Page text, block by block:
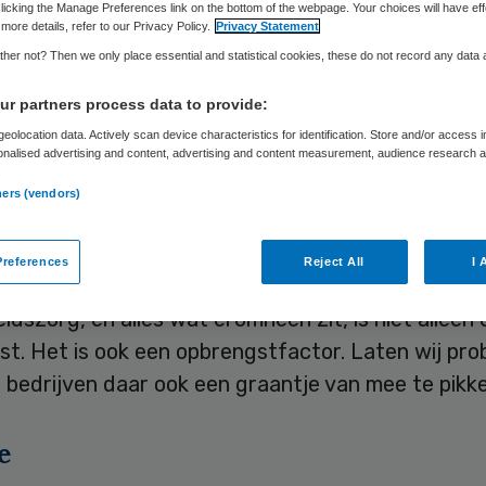
Skipr Redactie 21 maart 2012,11:32 32 keer gelezen
gezien worden als kans, ook voor het
en winst te behalen. In Nederland wordt de
gezien als een kostenpost. Dit stelt Maarten Rook,
van de Samenwerkende Topklinische
aardige hier in Zweden is dat ze hebben
en alles wat eromheen zit, is niet alleen
Het is ook een opbrengstfactor. Laten wij
daar ook een graantje van mee te
the Manage Preferences link on the bottom of the webpage. Your choices will have
details, refer to our Privacy Policy. Privacy Statement
not? Then we only place essential and statistical cookies, these do not record any data
partners process data to provide:
data. Actively scan device characteristics for identification. Store and/or access
advertising and content, advertising and content measurement, audience research
(vendors)
Reject All I